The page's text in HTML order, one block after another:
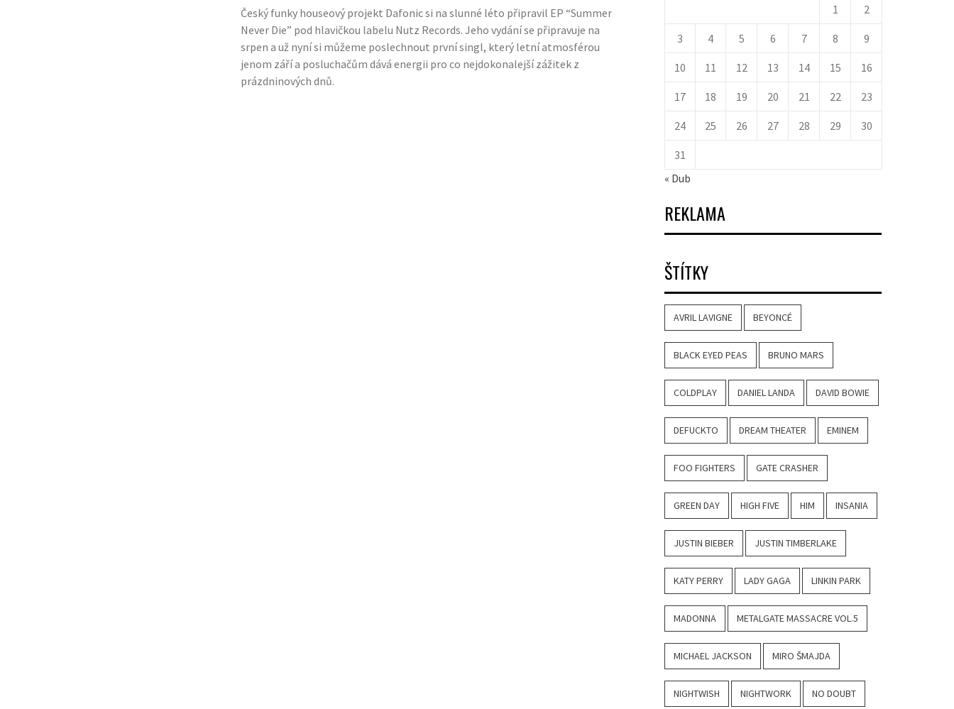
Český funky houseový projekt Dafonic si na slunné léto připravil EP “Summer
Never Die” pod hlavičkou labelu Nutz Records. Jeho vydání se připravuje na
srpen a už nyní si můžeme poslechnout první singl, který letní atmosférou
jenom září a posluchačům dává energii pro co nejdokonalejší zážitek z
prázdninových dnů.
1
2
3 4 5 6 7 8 9
10 11 12 13 14 15 16
17 18 19 20 21 22 23
24 25 26 27 28 29 30
31
« Dub
REKLAMA
ŠTÍTKY
AVRIL LAVIGNE BEYONCÉ
BLACK EYED PEAS BRUNO MARS
COLDPLAY DANIEL LANDA DAVID BOWIE
DEFUCKTO DREAM THEATER EMINEM
FOO FIGHTERS GATE CRASHER
GREEN DAY HIGH FIVE HIM INSANIA
JUSTIN BIEBER JUSTIN TIMBERLAKE
KATY PERRY LADY GAGA LINKIN PARK
MADONNA METALGATE MASSACRE VOL.5
MICHAEL JACKSON MIRO ŠMAJDA
NIGHTWISH NIGHTWORK NO DOUBT